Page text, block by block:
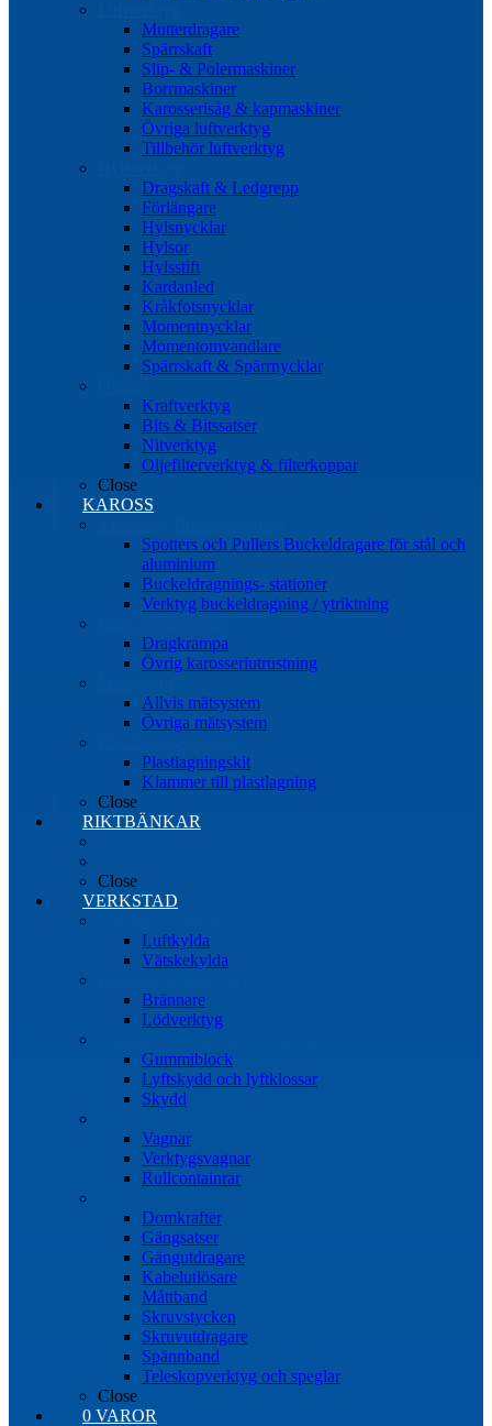
Mutterdragare
Spärrskaft
Slip- & Polermaskiner
Borrmaskiner
Karosserisåg & kapmaskiner
Övriga luftverktyg
Tillbehör luftverktyg
Dragskaft & Ledgrepp
Förlängare
Hylsnycklar
Hylsor
Hylsstift
Kardanled
Kråkfotsnycklar
Momentnycklar
Momentomvandlare
Spärrskaft & Spärrnycklar
Kraftverktyg
Bits & Bitssatser
Nitverktyg
Oljefilterverktyg & filterkoppar
Close
KAROSS
Spotters och Pullers Buckeldragare för stål och
aluminium
Buckeldragnings- stationer
Verktyg buckeldragning / ytriktning
Dragkrampa
Övrig karosseriutrustning
Allvis mätsystem
Övriga mätsystem
Plastlagningskit
Klammer till plastlagning
Close
RIKTBÄNKAR
Close
VERKSTAD
Luftkylda
Vätskekylda
Brännare
Lödverktyg
Gummiblock
Lyftskydd och lyftklossar
Skydd
Vagnar
Verktygsvagnar
Rullcontainrar
Domkrafter
Gängsatser
Gängutdragare
Kabelutlösare
Måttband
Skruvstycken
Skruvutdragare
Spännband
Teleskopverktyg och speglar
Close
0 VAROR